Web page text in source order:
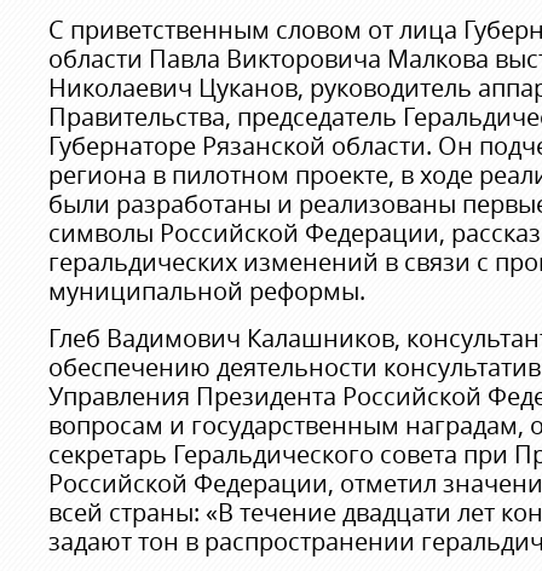
С приветственным словом от лица
области Павла Викторовича Малкова
Николаевич Цуканов, руководитель
Правительства, председатель
Губернаторе Рязанской области. Он
региона в пилотном проекте, в ходе
были разработаны и реализованы
символы Российской Федерации,
геральдических изменений в связи с
муниципальной реформы.
Глеб Вадимович Калашников,
обеспечению деятельности
Управления Президента Российской
вопросам и государственным наградам,
секретарь Геральдического совета при
Российской Федерации, отметил
всей страны: «В течение двадцати лет
задают тон в распространении